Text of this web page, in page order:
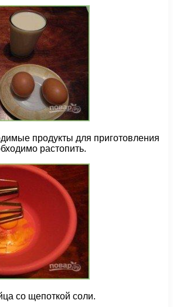
продукты для приготовления
растопить.
со щепоткой соли.